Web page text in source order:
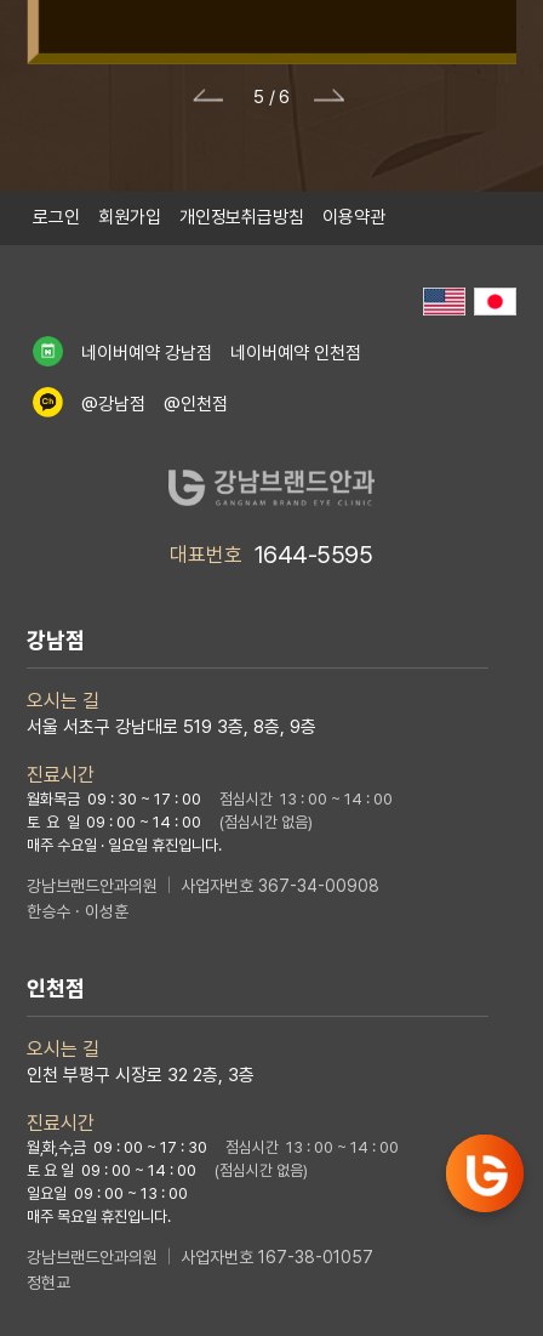
v
i t
6 /6
로그인 회원가입 개인정보취급방침 이용약관
네이버예약 강남점 네이버예약 인천점
@강남점 @인천점
대표번호 1644-5595
강남점
오시는 길
서울 서초구 강남대로 519 3층, 8층, 9층
진료시간
월화목금 09 : 30 ~ 17 : 00
점심시간 13 : 00 ~ 14 : 00
토 요 일 09 : 00 ~ 14 : 00
(점심시간 없음)
매주 수요일 · 일요일 휴진입니다.
강남브랜드안과의원
사업자번호 367-34-00908
한승수 · 이성훈
인천점
오시는 길
인천 부평구 시장로 32 2층, 3층
진료시간
월,화,수,금09 : 00 ~ 17 : 30
점심시간 13 : 00 ~ 14 : 00
토 요 일 09 : 00 ~ 14 : 00
(점심시간 없음)
일요일 09 : 00 ~ 13 : 00
매주 목요일 휴진입니다.
강남브랜드안과의원
사업자번호 167-38-01057
정현교